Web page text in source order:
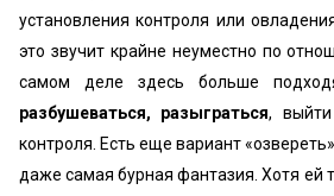
установления контроля или
это звучит крайне неуместно по
самом деле здесь больше
разбушеваться, разыграться, выйти
контроля. Есть еще вариант
даже самая бурная фантазия. Хотя ей